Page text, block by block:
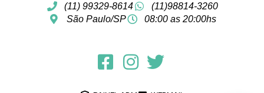
(11) 99329-8614
(11)98814-3260
São Paulo/SP
08:00 as 20:00hs